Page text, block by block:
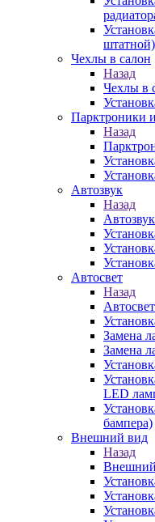
штатной)
Чехлы в салон
Назад
Чехлы в
Парктроники
Назад
Автозвук
Назад
Автозвук
Автосвет
Назад
Автосвет
Замена
Замена
LED
бампера)
Внешний вид
Назад